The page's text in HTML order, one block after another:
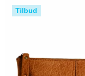
Tilbud